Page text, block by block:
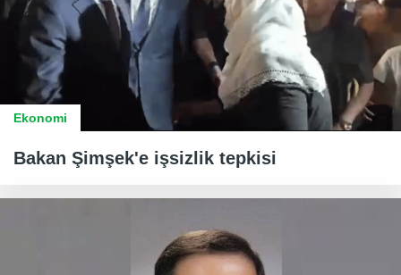
Ekonomi
Bakan Şimşek'e işsizlik tepkisi